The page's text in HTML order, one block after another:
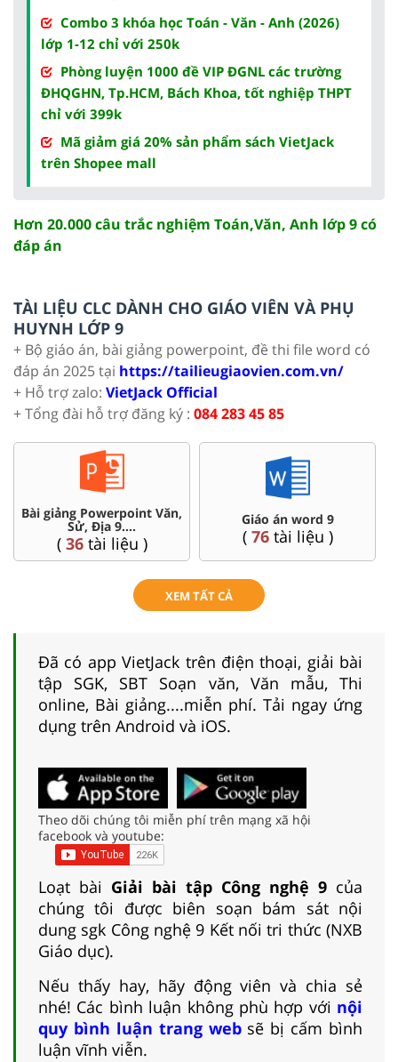
Combo 3 khóa học Toán - Văn - Anh (2026)
lớp 1-12 chỉ với 250k
Phòng luyện 1000 đề VIP ĐGNL các trường
ĐHQGHN, Tp.HCM, Bách Khoa, tốt nghiệp THPT
chỉ với 399k
Mã giảm giá 20% sản phẩm sách VietJack
trên Shopee mall
Hơn 20.000 câu trắc nghiệm Toán,Văn, Anh lớp 9 có
đáp án
TÀI LIỆU CLC DÀNH CHO GIÁO VIÊN VÀ PHỤ
HUYNH LỚP 9
+ Bộ giáo án, bài giảng powerpoint, đề thi file word có
đáp án 2025 tại https://tailieugiaovien.com.vn/
+ Hỗ trợ zalo: VietJack Official
+ Tổng đài hỗ trợ đăng ký : 084 283 45 85
Bài giảng Powerpoint Văn,
Sử, Địa 9....
( 36tài liệu )
Giáo án word 9
( 76tài liệu )
XEM TẤT CẢ
Đã có app VietJack trên điện thoại, giải bài
tập SGK, SBT Soạn văn, Văn mẫu, Thi
online, Bài giảng....miễn phí. Tải ngay ứng
dụng trên Android và iOS.
Theo dõi chúng tôi miễn phí trên mạng xã hội
facebook và youtube:
Loạt bài Giải bài tập Công nghệ 9 của
chúng tôi được biên soạn bám sát nội
dung sgk Công nghệ 9 Kết nối tri thức (NXB
Giáo dục).
Nếu thấy hay, hãy động viên và chia sẻ
nhé! Các bình luận không phù hợp với nội
quy bình luận trang websẽ bị cấm bình
luận vĩnh viễn.